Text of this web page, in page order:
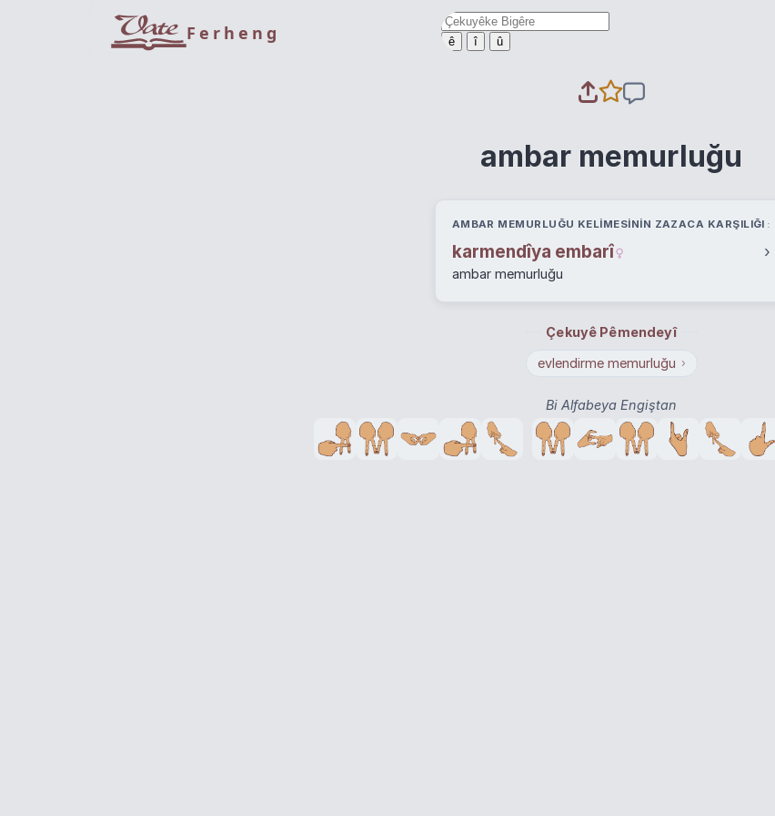
Ferheng ê î û
ambar memurluğu
AMBAR MEMURLUĞU KELIMESININ ZAZACA KARŞILIĞI
karmendîya embarî ›
ambar memurluğu
Çekuyê Pêmendeyî
evlendirme memurluğu ›
Bi Alfabeya Engiştan